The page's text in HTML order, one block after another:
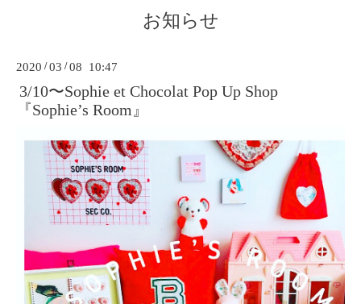
お知らせ
2020 /03 /08 10:47
3/10〜Sophie et Chocolat Pop Up Shop
『Sophie’s Room』